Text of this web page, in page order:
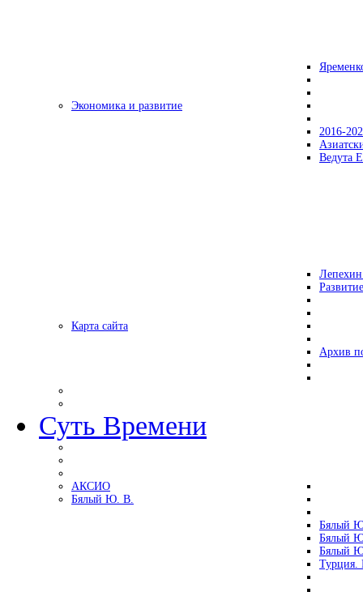
Экономика и развитие
2016-
Ведута
Карта сайта
Архив
Суть Времени
АКСИО
Бялый Ю. В.
Бялый
Бялый
Бялый
Турция.